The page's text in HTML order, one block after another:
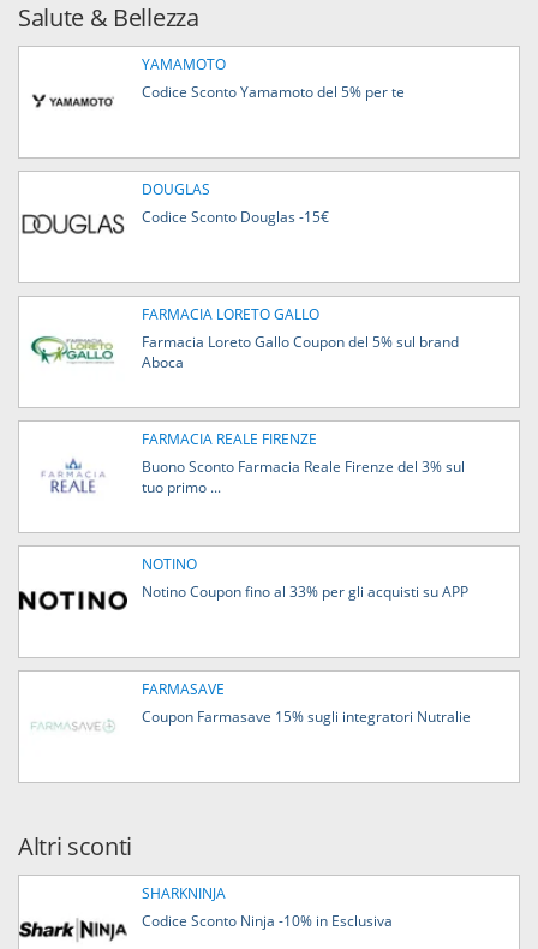
Salute & Bellezza
YAMAMOTO
Codice Sconto Yamamoto del 5% per te
DOUGLAS
Codice Sconto Douglas -15€
FARMACIA LORETO GALLO
Farmacia Loreto Gallo Coupon del 5% sul brand
Aboca
FARMACIA REALE FIRENZE
Buono Sconto Farmacia Reale Firenze del 3% sul
tuo primo ...
NOTINO
Notino Coupon fino al 33% per gli acquisti su APP
FARMASAVE
Coupon Farmasave 15% sugli integratori Nutralie
Altri sconti
SHARKNINJA
Codice Sconto Ninja -10% in Esclusiva